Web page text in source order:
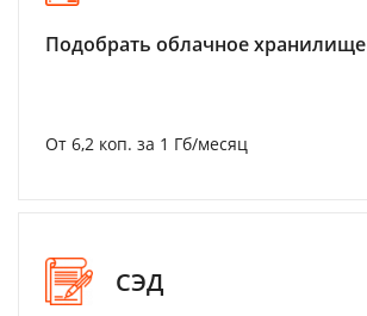
Подобрать облачное хранилище
От 6,2 коп. за 1 Гб/месяц
СЭД